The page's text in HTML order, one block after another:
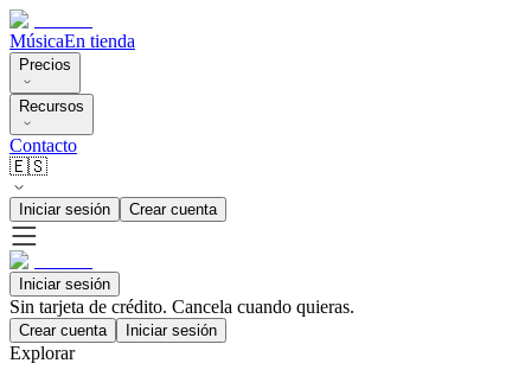
MúsicaEn tienda
Precios
Recursos
Contacto
🇪🇸
Iniciar sesión Crear cuenta
Iniciar sesión
Sin tarjeta de crédito. Cancela cuando quieras.
Crear cuenta Iniciar sesión
Explorar